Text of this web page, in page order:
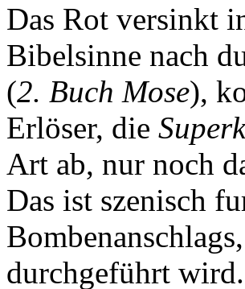
Das Rot versinkt
Bibelsinne nach
(2. Buch Mose),
Erlöser, die
Art ab, nur noch
Das ist szenisch
durchgeführt wird.